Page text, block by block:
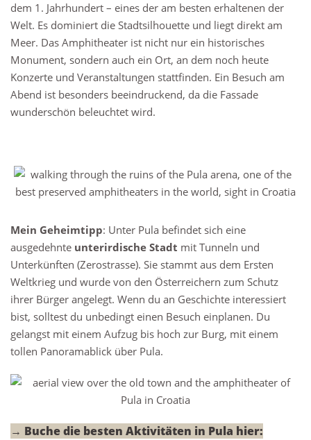
dem 1. Jahrhundert – eines der am besten erhaltenen der
Welt. Es dominiert die Stadtsilhouette und liegt direkt am
Meer. Das Amphitheater ist nicht nur ein historisches
Monument, sondern auch ein Ort, an dem noch heute
Konzerte und Veranstaltungen stattfinden. Ein Besuch am
Abend ist besonders beeindruckend, da die Fassade
wunderschön beleuchtet wird.
Mein Geheimtipp: Unter Pula befindet sich eine
ausgedehnte unterirdische Stadt mit Tunneln und
Unterkünften (Zerostrasse). Sie stammt aus dem Ersten
Weltkrieg und wurde von den Österreichern zum Schutz
ihrer Bürger angelegt. Wenn du an Geschichte interessiert
bist, solltest du unbedingt einen Besuch einplanen. Du
gelangst mit einem Aufzug bis hoch zur Burg, mit einem
tollen Panoramablick über Pula.
→ Buche die besten Aktivitäten in Pula hier: